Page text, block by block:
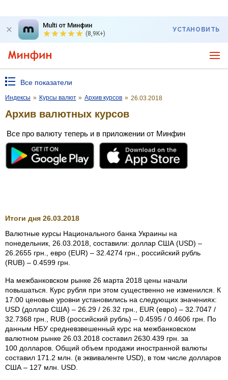
Multi от Минфин
(8,9K+)
УСТАНОВИТЬ
Все показатели
Индексы » Курсы валют » Архив курсов » 26.03.2018
Архив валютных курсов
Все про валюту теперь и в приложении от Минфин
Итоги дня 26.03.2018
Валютные курсы Национального банка Украины на
понедельник, 26.03.2018, составили: доллар США (USD) –
26.2655 грн., евро (EUR) – 32.4274 грн., российский рубль
(RUB) – 0.4599 грн.
На межбанковском рынке 26 марта 2018 цены начали
повышаться. Курс рубля при этом существенно не изменился. К
17:00 ценовые уровни установились на следующих значениях:
USD (доллар США) – 26.29 / 26.32 грн., EUR (евро) – 32.7047 /
32.7368 грн., RUB (российский рубль) – 0.4595 / 0.4606 грн. По
данным НБУ средневзвешенный курс на межбанковском
валютном рынке 26.03.2018 составил 2630.439 грн. за
100 долларов. Общий объем продажи иностранной валюты
составил 171.2 млн. (в эквиваленте USD), в том числе долларов
США – 127 млн. USD.